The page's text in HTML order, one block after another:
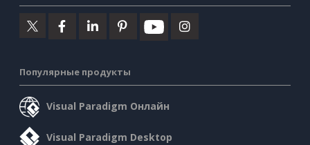
Популярные продукты
Visual Paradigm Онлайн
Visual Paradigm Desktop